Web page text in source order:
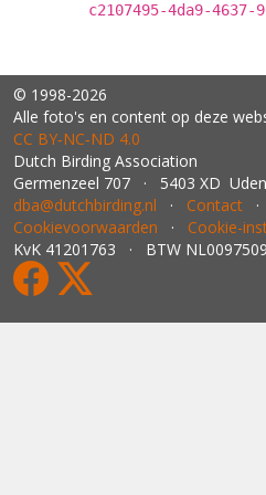
c2107495-4da9-4637-
© 1998-2026
Alle foto's en content op deze
CC BY‑NC‑ND 4.0
Dutch Birding Association
Germenzeel 707 · 5403 XD Uden
dba@dutchbirding.nl · Contact ·
Cookievoorwaarden · Cookie-
KvK 41201763 · BTW